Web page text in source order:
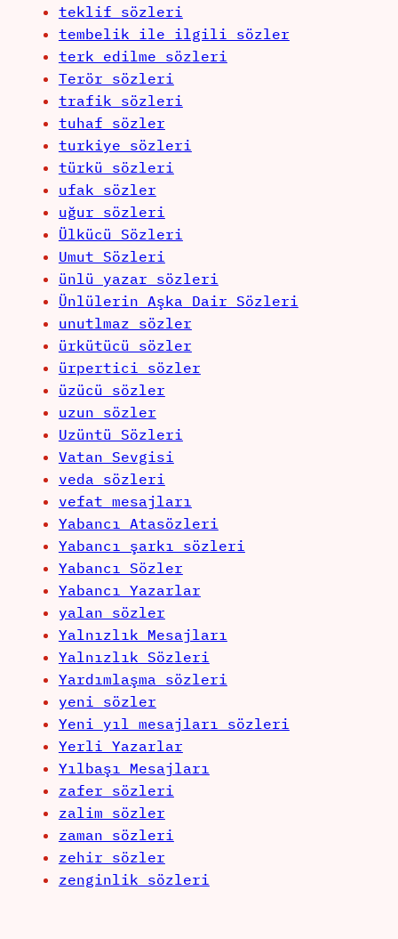
teklif sözleri
tembelik ile ilgili sözler
terk edilme sözleri
Terör sözleri
trafik sözleri
tuhaf sözler
turkiye sözleri
türkü sözleri
ufak sözler
uğur sözleri
Ülkücü Sözleri
Umut Sözleri
ünlü yazar sözleri
Ünlülerin Aşka Dair Sözleri
unutlmaz sözler
ürkütücü sözler
ürpertici sözler
üzücü sözler
uzun sözler
Uzüntü Sözleri
Vatan Sevgisi
veda sözleri
vefat mesajları
Yabancı Atasözleri
Yabancı şarkı sözleri
Yabancı Sözler
Yabancı Yazarlar
yalan sözler
Yalnızlık Mesajları
Yalnızlık Sözleri
Yardımlaşma sözleri
yeni sözler
Yeni yıl mesajları sözleri
Yerli Yazarlar
Yılbaşı Mesajları
zafer sözleri
zalim sözler
zaman sözleri
zehir sözler
zenginlik sözleri